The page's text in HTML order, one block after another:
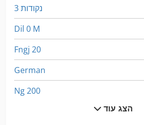
3 נקודות
Dil 0 M
Fngj 20
German
Ng 200
הצג עוד